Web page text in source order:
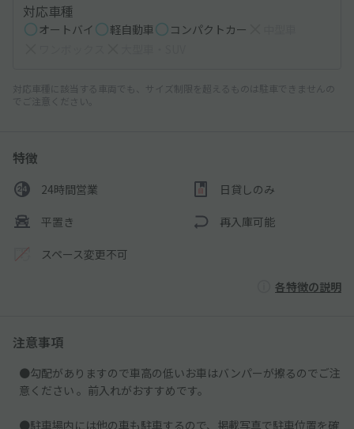
対応車種
オートバイ 軽自動車 コンパクトカー
対応車種に該当する車両でも、サイズ制限を超えるものは駐車できませんの
でご注意ください。
特徴
24時間営業 日貸しのみ
平置き 再入庫可能
スペース変更不可
各特徴の説明
注意事項
●勾配がありますので車高の低いお車はバンパーが擦るのでご注
意ください 。前入れがおすすめです。
●駐車場内には他の車も駐車するので、掲載写真で駐車位置を確